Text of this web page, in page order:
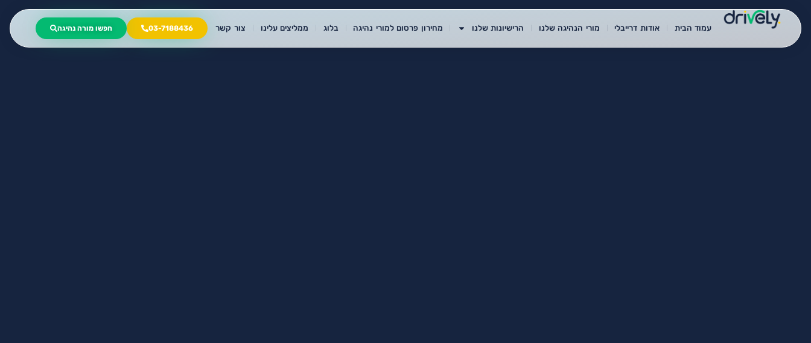
עמוד הבית אודות דרייבלי מורי הנהיגה שלנו הרישיונות שלנו מחירון פרסום למורי נהיגה בלוג ממליצים עלינו צור קשר 03-7188436 חפשו מורה נהיגה